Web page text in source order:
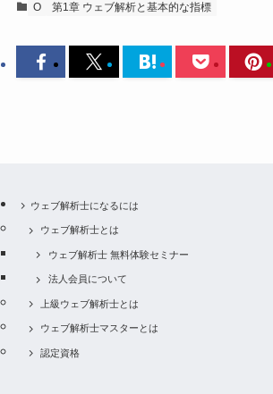
O 第1章 ウェブ解析と基本的な指標
ウェブ解析士になるには
ウェブ解析士とは
ウェブ解析士 無料体験セミナー
法人会員について
上級ウェブ解析士とは
ウェブ解析士マスターとは
認定資格